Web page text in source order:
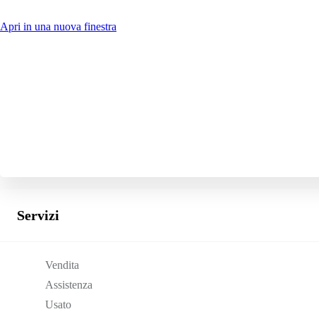
Apri in una nuova finestra
Servizi
Vendita
Assistenza
Usato